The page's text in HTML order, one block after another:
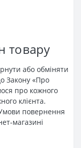
товару
або обміняти
Закону «Про
про кожного
клієнта.
повернення
магазині